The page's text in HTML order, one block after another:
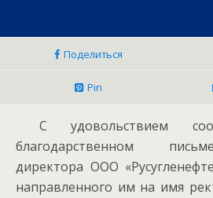
Поделиться
Pin
С удовольствием
благодарственном
директора ООО
направленного им на имя